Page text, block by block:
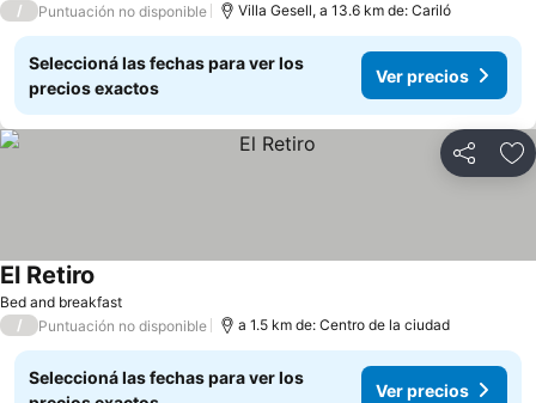
/ Puntuación no disponible Villa Gesell, a 13.6 km de: Cariló
Seleccioná las fechas para ver los
precios exactos
Ver precios
Compartir
Bed and breakfast
El Retiro
/ Puntuación no disponible a 1.5 km de: Centro de la ciudad
Seleccioná las fechas para ver los
Ver precios